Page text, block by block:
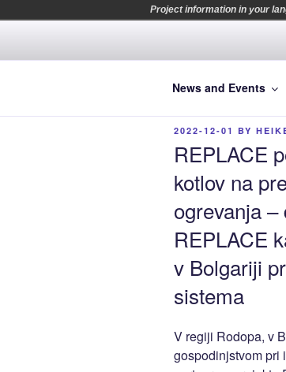
content
News and Events
POSTED
2022-12-01 BY
REPLACE
kotlov na
ogrevanja
REPLACE
v Bolgariji
sistema
V regiji Rodopa, v
gospodinjstvom pri
Project information in your